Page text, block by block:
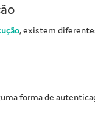
, existem
forma de